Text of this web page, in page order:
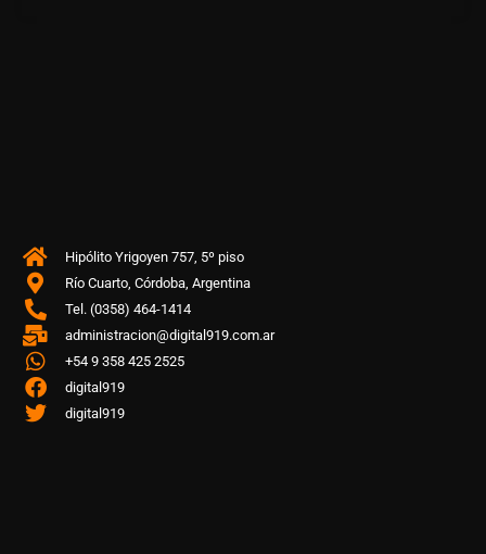
Hipólito Yrigoyen 757, 5º piso
Río Cuarto, Córdoba, Argentina
Tel. (0358) 464-1414
administracion@digital919.com.ar
+54 9 358 425 2525
digital919
digital919